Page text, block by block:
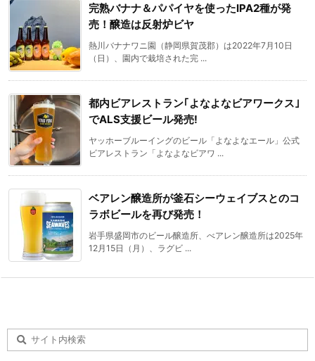
完熟バナナ＆パパイヤを使ったIPA2種が発
売！醸造は反射炉ビヤ
熱川バナナワニ園（静岡県賀茂郡）は2022年7月10日
（日）、園内で栽培された完 ...
都内ビアレストラン｢よなよなビアワークス｣
でALS支援ビール発売!
ヤッホーブルーイングのビール「よなよなエール」公式
ビアレストラン「よなよなビアワ ...
ベアレン醸造所が釜石シーウェイブスとのコ
ラボビールを再び発売！
岩手県盛岡市のビール醸造所、べアレン醸造所は2025年
12月15日（月）、ラグビ ...